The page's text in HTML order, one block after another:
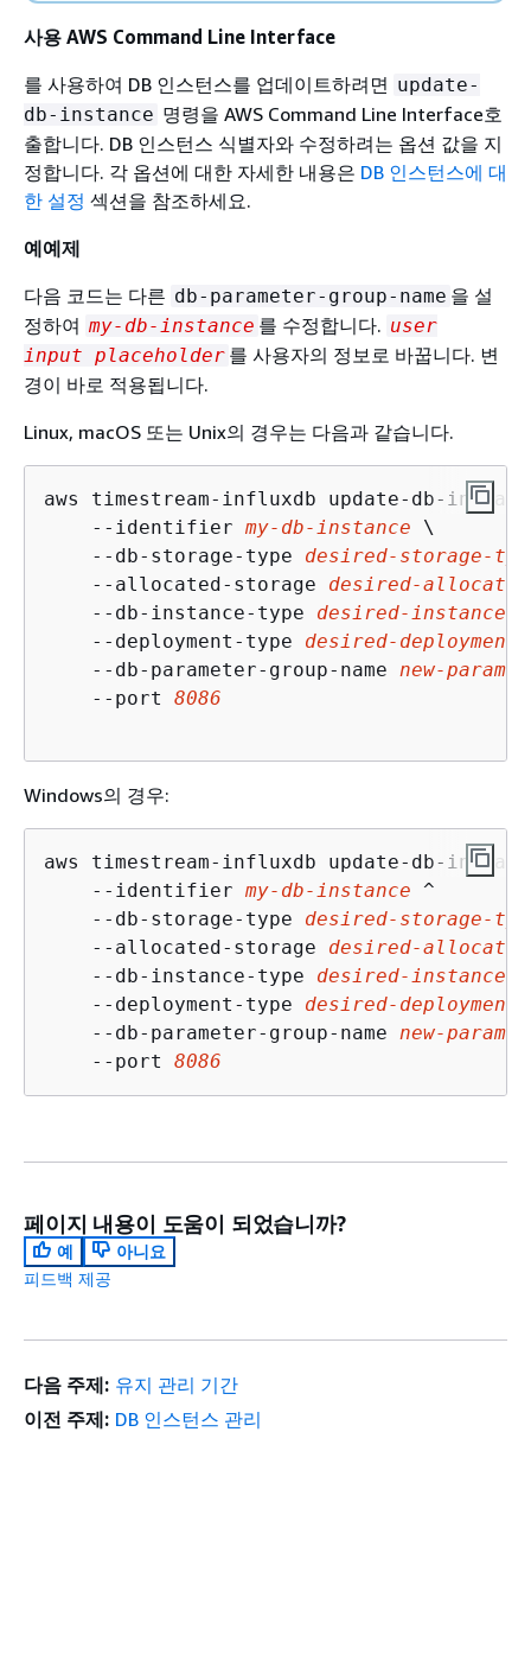
사용 AWS Command Line Interface
를 사용하여 DB 인스턴스를 업데이트하려면 update-
db-instance 명령을 AWS Command Line Interface호
출합니다. DB 인스턴스 식별자와 수정하려는 옵션 값을 지
정합니다. 각 옵션에 대한 자세한 내용은 DB 인스턴스에 대
한 설정 섹션을 참조하세요.
예예제
다음 코드는 다른 db-parameter-group-name 을 설
정하여 my-db-instance 를 수정합니다. user
input placeholder 를 사용자의 정보로 바꿉니다. 변
경이 바로 적용됩니다.
Linux, macOS 또는 Unix의 경우는 다음과 같습니다.
aws timestream-influxdb update-db-
    --identifier
my-db-instance \
    --db-storage-type
desired-storage-
    --allocated-storage
desired-
    --db-instance-type
desired-instance-
    --deployment-type
desired-
    --db-parameter-group-name
new-param-
    --port
8086
Windows의 경우:
aws timestream-influxdb update-db-
    --identifier
my-db-instance ^
    --db-storage-type
desired-storage-
    --allocated-storage
desired-
    --db-instance-type
desired-instance-
    --deployment-type
desired-
    --db-parameter-group-name
new-param-
    --port
8086
페이지 내용이 도움이 되었습니까?
예
아니요
피드백 제공
다음 주제: 유지 관리 기간
이전 주제: DB 인스턴스 관리